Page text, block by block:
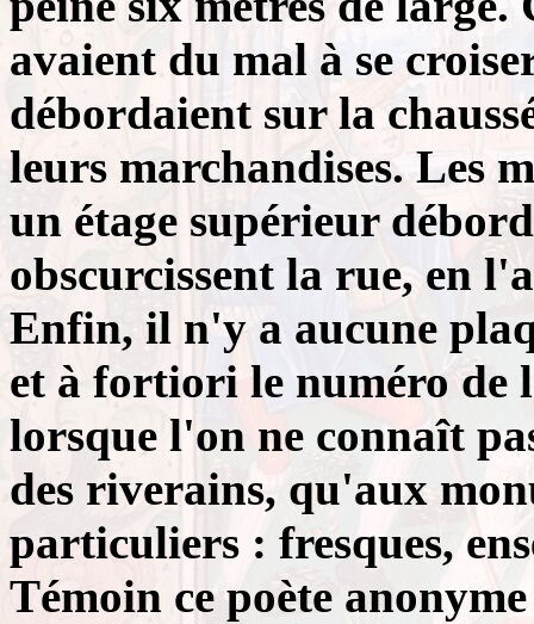
avaient du mal à se
débordaient sur la
leurs marchandises. Les
un étage supérieur
obscurcissent la rue, en
Enfin, il n'y a aucune
et à fortiori le numéro de
lorsque l'on ne connaît
des riverains, qu'aux
particuliers : fresques,
Témoin ce poète